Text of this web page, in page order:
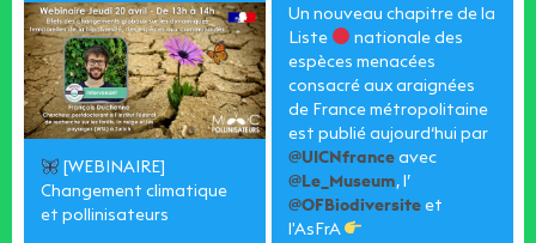
[WEBINAIRE]
Changement climatique
et pollinisateurs
Un nouveau chapitre de la
Liste
nationale des
espèces menacées
consacré aux araignées
de France métropolitaine
est publié aujourd‘hui par
@UICNfrance avec
@Le_Museum, l’
@OFBiodiversite et
l'AsFrA